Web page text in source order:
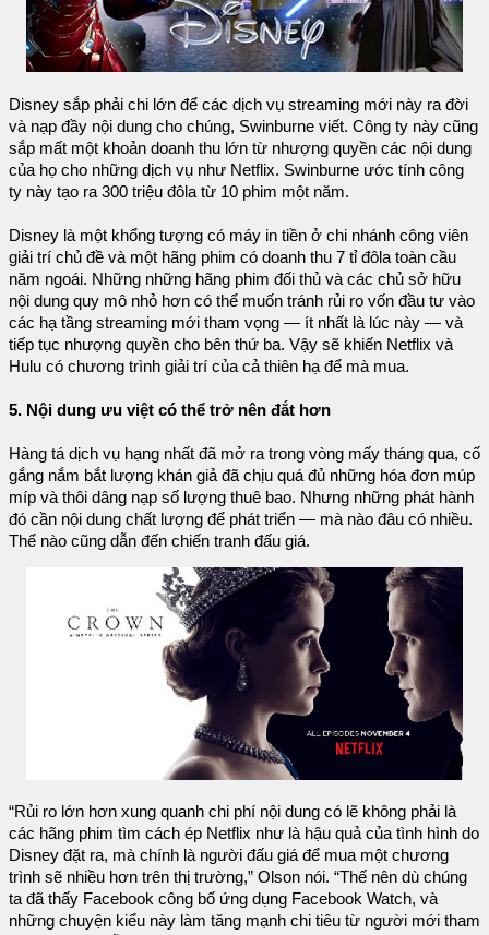
Disney sắp phải chi lớn để các dịch vụ streaming mới này ra đời
và nạp đầy nội dung cho chúng, Swinburne viết. Công ty này cũng
sắp mất một khoản doanh thu lớn từ nhượng quyền các nội dung
của họ cho những dịch vụ như Netflix. Swinburne ước tính công
ty này tạo ra 300 triệu đôla từ 10 phim một năm.
Disney là một khổng tượng có máy in tiền ở chi nhánh công viên
giải trí chủ đề và một hãng phim có doanh thu 7 tỉ đôla toàn cầu
năm ngoái. Những những hãng phim đối thủ và các chủ sở hữu
nội dung quy mô nhỏ hơn có thể muốn tránh rủi ro vốn đầu tư vào
các hạ tầng streaming mới tham vọng — ít nhất là lúc này — và
tiếp tục nhượng quyền cho bên thứ ba. Vậy sẽ khiến Netflix và
Hulu có chương trình giải trí của cả thiên hạ để mà mua.
5. Nội dung ưu việt có thể trở nên đắt hơn
Hàng tá dịch vụ hạng nhất đã mở ra trong vòng mấy tháng qua, cố
gắng nắm bắt lượng khán giả đã chịu quá đủ những hóa đơn múp
míp và thôi dâng nạp số lượng thuê bao. Nhưng những phát hành
đó cần nội dung chất lượng để phát triển — mà nào đâu có nhiều.
Thể nào cũng dẫn đến chiến tranh đấu giá.
“Rủi ro lớn hơn xung quanh chi phí nội dung có lẽ không phải là
các hãng phim tìm cách ép Netflix như là hậu quả của tình hình do
Disney đặt ra, mà chính là người đấu giá để mua một chương
trình sẽ nhiều hơn trên thị trường,” Olson nói. “Thế nên dù chúng
ta đã thấy Facebook công bố ứng dụng Facebook Watch, và
những chuyện kiểu này làm tăng mạnh chi tiêu từ người mới tham